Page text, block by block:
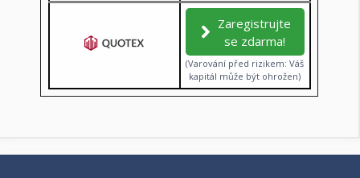
Zaregistrujte
se zdarma!
(Varování před rizikem: Váš
kapitál může být ohrožen)